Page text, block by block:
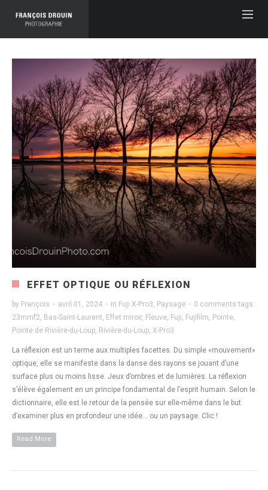
EFFET OPTIQUE OU RÉFLEXION
by François · avril 01, 2024 · in Fuji X-Pro3, Paysage · 0 comments tags:
23mmf2, Bas-Saint-Laurent, Effet miroir, Fleuve, Fuji, Fujifilm, Pointe,
Pointe de Rivière-du-Loup, Rivière-du-Loup, X-Pro3
La réflexion est un terme aux multiples facettes. Du simple «mouvement»
optique, elle se manifeste dans la danse des rayons se jouant d’une
surface plus ou moins lisse. Jeux d’ombres et de lumières. La réflexion
s’élève également en un principe fondamental de l’esprit humain. Selon le
dictionnaire, elle est le retour de la pensée sur elle-même dans le but
d’examiner plus en profondeur une idée… ou un paysage. Clic !
Read More